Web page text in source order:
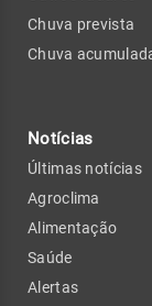
Chuva prevista
Chuva
Notícias
Últimas notícias
Agroclima
Alimentação
Saúde
Alertas